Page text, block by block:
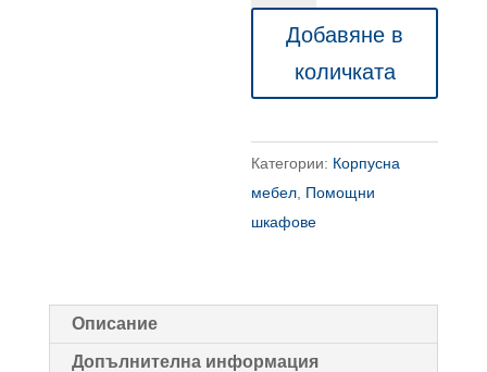
офис
гардероб,
Solid
137x40x160
Добавяне в
количката
Категории: Корпусна
мебел Помощни
шкафове
Описание
Допълнителна информация